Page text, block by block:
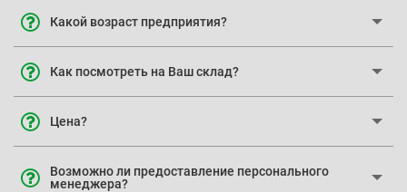
Какой возраст предприятия?
Как посмотреть на Ваш склад?
Цена?
Возможно ли предоставление персонального
менеджера?